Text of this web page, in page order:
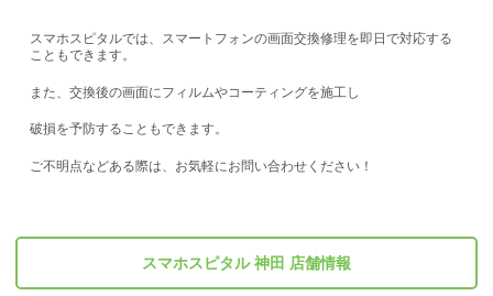
スマホスピタルでは、スマートフォンの画面交換修理を即日で対応する
こともできます。
また、交換後の画面にフィルムやコーティングを施工し
破損を予防することもできます。
ご不明点などある際は、お気軽にお問い合わせください！
スマホスピタル 神田 店舗情報